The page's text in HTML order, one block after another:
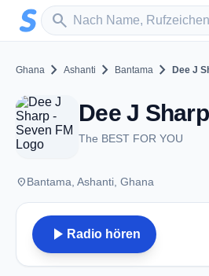
Zum Hauptinhalt springen
search
Sender suchen
Ghana chevron_right Ashanti chevron_right Bantama chevron_right Dee J
The BEST FOR YOU
placeBantama, Ashanti, Ghana
play_arrow Radio hören